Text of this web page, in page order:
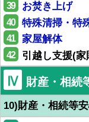
39 お焚き上げ
40 特殊清掃・特
41 家屋解体
42 引越し支援(
Ⅳ 財産・相続
10)財産・相続等